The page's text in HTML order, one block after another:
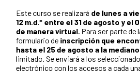
Este curso se realizará de lunes a
12 m.d.* entre el 31 de agosto y el
de manera virtual. Para ser parte de
formulario de inscripción que
hasta el 25 de agosto a la
limitado. Se enviará a los
electrónico con los accesos a cada